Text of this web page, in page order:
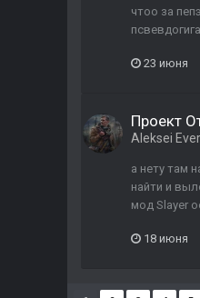
чтоо за
23 июня
Проект
Aleksei
а нету там
найти и
мод Slayer
18 июня